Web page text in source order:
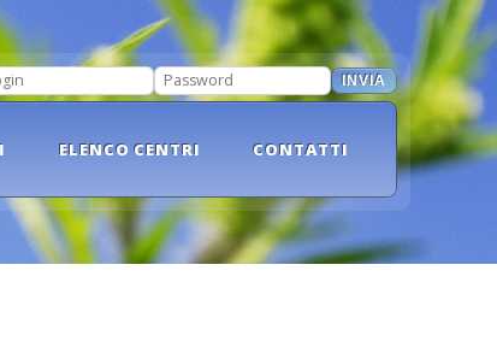
INVIA
ELENCO CENTRI CONTATTI